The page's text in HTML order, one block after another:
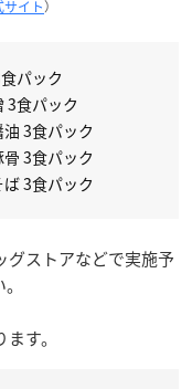
サイト）
パック
3食パック
3食パック
3食パック
3食パック
グストアなどで実施予
す。